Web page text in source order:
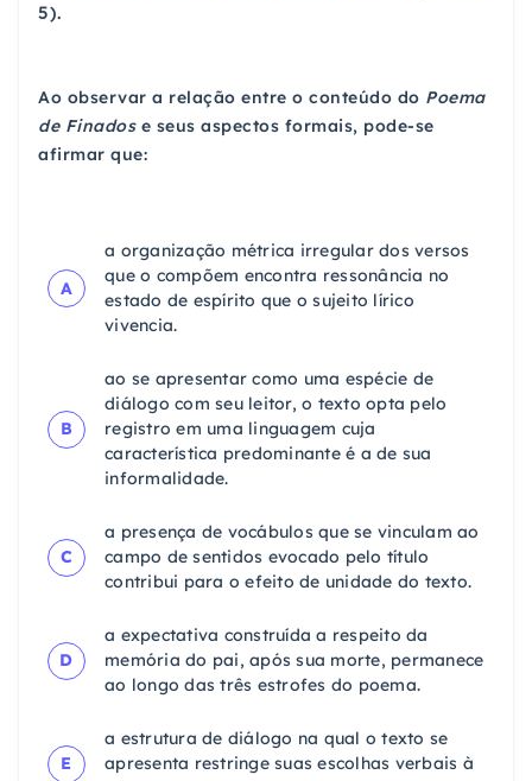
5).
Ao observar a relação entre o conteúdo do Poema
de Finadose seus aspectos formais, pode-se
afirmar que:
A
a organização métrica irregular dos versos
que o compõem encontra ressonância no
estado de espírito que o sujeito lírico
vivencia.
B
ao se apresentar como uma espécie de
diálogo com seu leitor, o texto opta pelo
registro em uma linguagem cuja
característica predominante é a de sua
informalidade.
C
a presença de vocábulos que se vinculam ao
campo de sentidos evocado pelo título
contribui para o efeito de unidade do texto.
D
a expectativa construída a respeito da
memória do pai, após sua morte, permanece
ao longo das três estrofes do poema.
E
a estrutura de diálogo na qual o texto se
apresenta restringe suas escolhas verbais à